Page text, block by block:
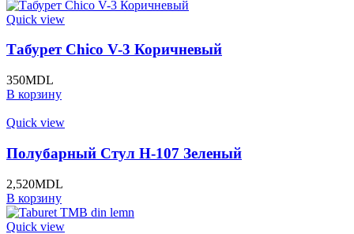
Quick view
Табурет Chico V-3 Коричневый
350MDL
В корзину
Quick view
Полубарный Стул H-107 Зеленый
2,520MDL
В корзину
Quick view